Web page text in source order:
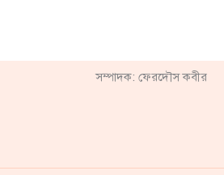
সম্পাদক: ফেরদৌস কবীর